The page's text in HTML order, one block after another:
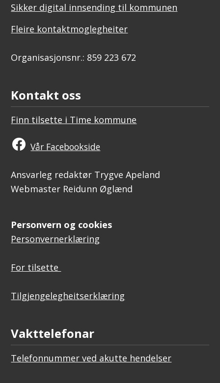
Sikker digital innsending til kommunen
Fleire kontaktmoglegheiter
Organisasjonsnr.: 859 223 672
Kontakt oss
Finn tilsette i Time kommune
Vår Facebookside
Ansvarleg redaktør Trygve Apeland
Webmaster Reidunn Øglænd
Personvern og cookies
Personvernerklæring
For tilsette
Tilgjengelegheitserklæring
Vakttelefonar
Telefonnummer ved akutte hendelser